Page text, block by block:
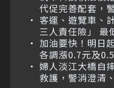
代促完善配套，
客運、遊覽車、
三人責任險」 最
加油要快！明日
各調漲0.7元及
婦人淡江大橋自
救護，警消澄清